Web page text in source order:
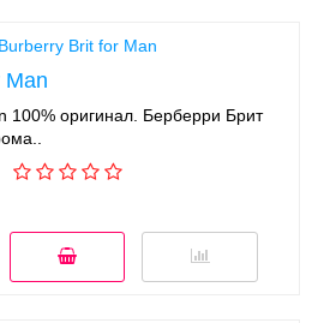
Man
100% оригинал. Берберри Брит